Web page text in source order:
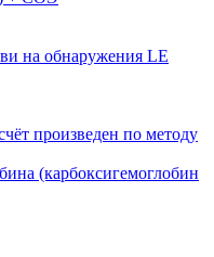
на обнаружения LE
произведен по методу
(карбоксигемоглобин